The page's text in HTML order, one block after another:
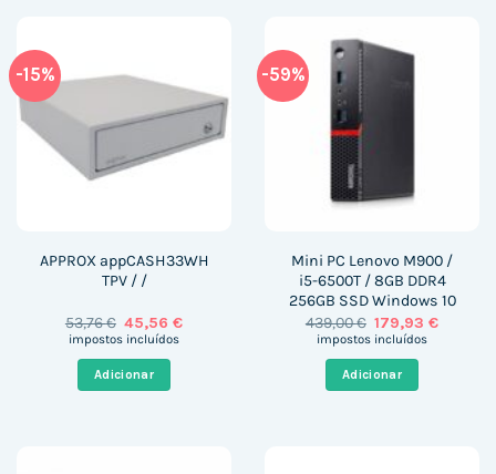
-15%
APPROX appCASH33WH
TPV / /
53,76€ O
preço
era:
53,76 €.
45,56€O
impostos incluídos
Adicionar
-59%
Mini PC Lenovo M900 /
i5-6500T / 8GB DDR4
256GB SSD Windows 10
439,00€ O
preço
era:
439,00 €.
179,93€O
impostos incluídos
Adicionar